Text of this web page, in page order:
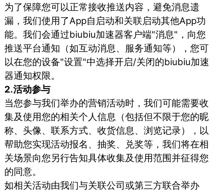
为了保障您可以正常接收推送内容，避免消息遗
漏，我们使用了App自启动和关联启动其他App功
能。我们会通过biubiu加速器客户端"消息"，向您
推送平台通知（如互动消息、服务通知等），您可
以在您的设备"设置"中选择开启/关闭的biubiu加速
器通知权限。
2.活动参与
当您参与我们举办的营销活动时，我们可能需要收
集及使用您的相关个人信息（包括但不限于您的昵
称、头像、联系方式、收货信息、浏览记录），以
帮助您实现活动报名、抽奖、兑奖等，我们将在相
关场景向您另行告知具体收集及使用范围并征得您
的同意。
如相关活动由我们与关联公司或第三方联合举办